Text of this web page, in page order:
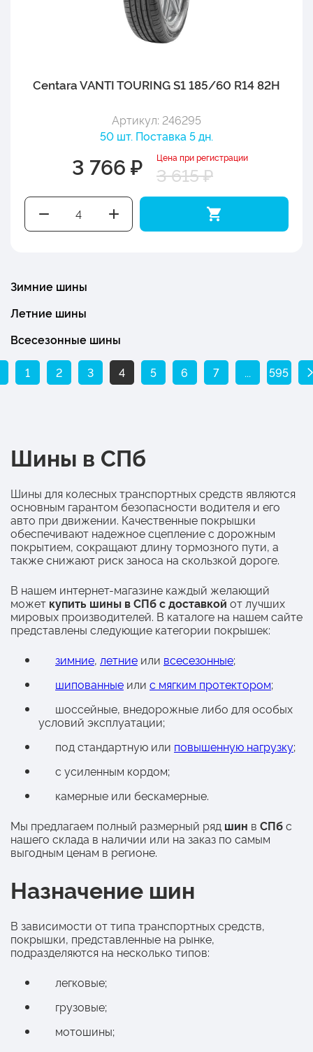
Centara VANTI TOURING S1 185/60 R14 82H
Артикул: 246295
50 шт. Поставка 5 дн.
3 766 ₽ Цена при регистрации
3 615 ₽
Зимние шины
Летние шины
Всесезонные шины
1 2 3 4 5 6 7 ... 595
Шины в СПб
Шины для колесных транспортных средств являются
основным гарантом безопасности водителя и его
авто при движении. Качественные покрышки
обеспечивают надежное сцепление с дорожным
покрытием, сокращают длину тормозного пути, а
также снижают риск заноса на скользкой дороге.
В нашем интернет-магазине каждый желающий
может купить шины в СПб с доставкой от лучших
мировых производителей. В каталоге на нашем сайте
представлены следующие категории покрышек:
зимние, летние или всесезонные;
шипованные или с мягким протектором;
шоссейные, внедорожные либо для особых
условий эксплуатации;
под стандартную или повышенную нагрузку;
с усиленным кордом;
камерные или бескамерные.
Мы предлагаем полный размерный ряд шин в СПбс
нашего склада в наличии или на заказ по самым
выгодным ценам в регионе.
Назначение шин
В зависимости от типа транспортных средств,
покрышки, представленные на рынке,
подразделяются на несколько типов:
легковые;
грузовые;
мотошины;